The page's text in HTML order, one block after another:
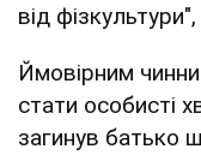
від
Ймовірним
стати особисті
загинув батько